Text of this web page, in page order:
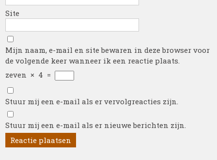
Site
Mijn naam, e-mail en site bewaren in deze browser voor
de volgende keer wanneer ik een reactie plaats.
zeven × 4 =
Stuur mij een e-mail als er vervolgreacties zijn.
Stuur mij een e-mail als er nieuwe berichten zijn.